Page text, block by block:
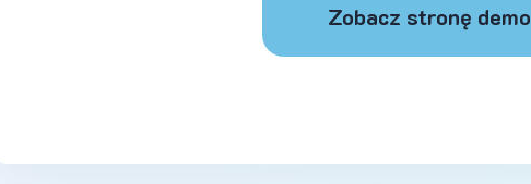
Zobacz stronę demo